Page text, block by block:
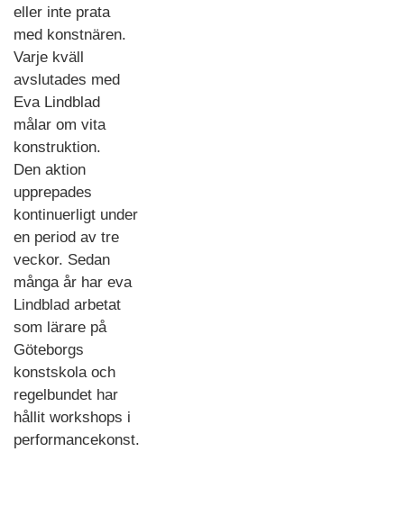
eller inte prata
med konstnären.
Varje kväll
avslutades med
Eva Lindblad
målar om vita
konstruktion.
Den aktion
upprepades
kontinuerligt under
en period av tre
veckor. Sedan
många år har eva
Lindblad arbetat
som lärare på
Göteborgs
konstskola och
regelbundet har
hållit workshops i
performancekonst.